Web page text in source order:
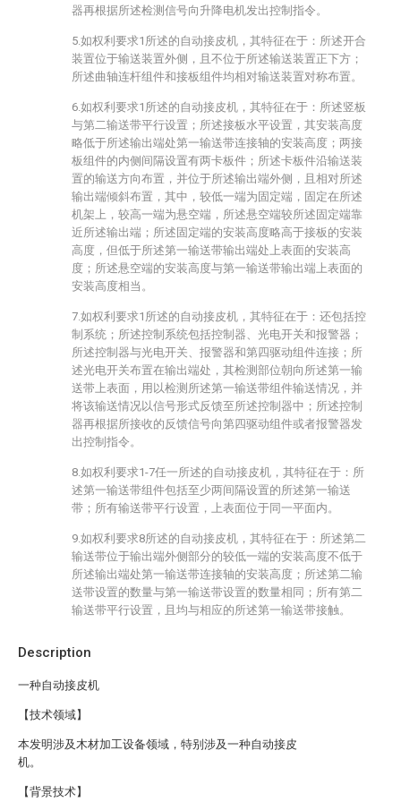
Description
一种自动接皮机
【技术领域】
本发明涉及木材加工设备领域，特别涉及一种自动接皮
机。
【背景技术】
器再根据所述检测信号向升降电机发出控制指令。
5.如权利要求1所述的自动接皮机，其特征在于：所述开合
装置位于输送装置外侧，且不位于所述输送装置正下方；
所述曲轴连杆组件和接板组件均相对输送装置对称布置。
6.如权利要求1所述的自动接皮机，其特征在于：所述竖板
与第二输送带平行设置；所述接板水平设置，其安装高度
略低于所述输出端处第一输送带连接轴的安装高度；两接
板组件的内侧间隔设置有两卡板件；所述卡板件沿输送装
置的输送方向布置，并位于所述输出端外侧，且相对所述
输出端倾斜布置，其中，较低一端为固定端，固定在所述
机架上，较高一端为悬空端，所述悬空端较所述固定端靠
近所述输出端；所述固定端的安装高度略高于接板的安装
高度，但低于所述第一输送带输出端处上表面的安装高
度；所述悬空端的安装高度与第一输送带输出端上表面的
安装高度相当。
7.如权利要求1所述的自动接皮机，其特征在于：还包括控
制系统；所述控制系统包括控制器、光电开关和报警器；
所述控制器与光电开关、报警器和第四驱动组件连接；所
述光电开关布置在输出端处，其检测部位朝向所述第一输
送带上表面，用以检测所述第一输送带组件输送情况，并
将该输送情况以信号形式反馈至所述控制器中；所述控制
器再根据所接收的反馈信号向第四驱动组件或者报警器发
出控制指令。
8.如权利要求1-7任一所述的自动接皮机，其特征在于：所
述第一输送带组件包括至少两间隔设置的所述第一输送
带；所有输送带平行设置，上表面位于同一平面内。
9.如权利要求8所述的自动接皮机，其特征在于：所述第二
输送带位于输出端外侧部分的较低一端的安装高度不低于
所述输出端处第一输送带连接轴的安装高度；所述第二输
送带设置的数量与第一输送带设置的数量相同；所有第二
输送带平行设置，且均与相应的所述第一输送带接触。